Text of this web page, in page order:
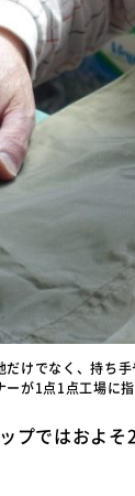
けでなく、持ち
が1点1点工場に指
プではおよ